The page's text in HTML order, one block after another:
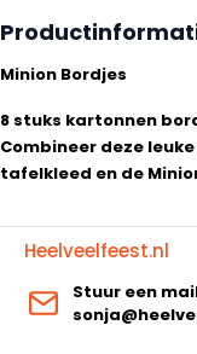
Minion Bordjes
8 stuks kartonnen
Combineer deze
tafelkleed en de
Heelveelfeest.nl
Stuur een